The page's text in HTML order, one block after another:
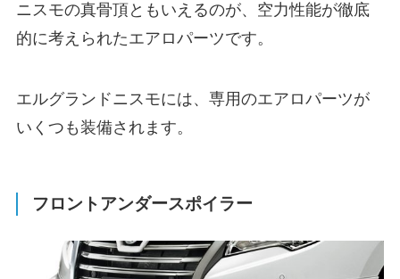
ニスモの真骨頂ともいえるのが、空力性能が徹底
的に考えられたエアロパーツです。
エルグランドニスモには、専用のエアロパーツが
いくつも装備されます。
フロントアンダースポイラー